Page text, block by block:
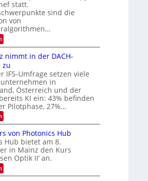
i
l
d
v
e
r
a
r
b
e
i
t
u
n
g
s
-
T
ts
m
e
l
d
e
t
s
t
a
r
k
e
s
W
a
c
h
s
t
u
m
i
m
e
statt.
sind die
von
:
8
9
.
W
E
-
H
e
r
a
e
u
s
-
S
e
m
i
nimmt in der DACH-
zu
IFS-Umfrage setzen viele
in
Österreich und der
KI ein: 43% befinden
Pilotphase, 27%…
:
K
-
E
i
n
s
a
von Photonics Hub
Hub bietet am 8.
in Mainz den Kurs
Optik II‘ an.
:
O